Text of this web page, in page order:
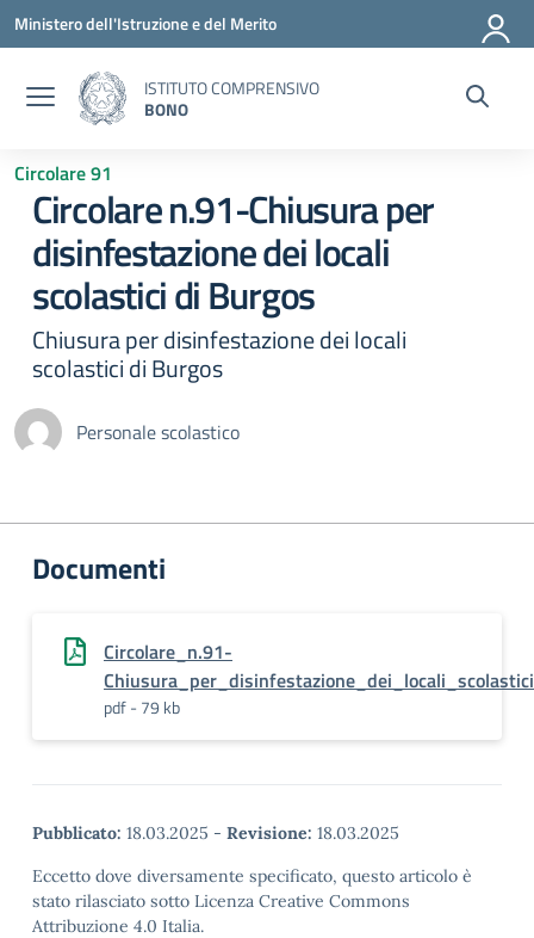
Vai ai contenuti
Vai al menu di navigazione
Vai al footer
Ministero dell'Istruzione e del Merito
ISTITUTO COMPRENSIVO
BONO
Circolare 91
Circolare n.91-Chiusura per
disinfestazione dei locali
scolastici di Burgos
Chiusura per disinfestazione dei locali
scolastici di Burgos
Personale scolastico
Documenti
Circolare_n.91-
pdf - 79 kb
Pubblicato: 18.03.2025 - Revisione: 18.03.2025
Eccetto dove diversamente specificato, questo articolo è
stato rilasciato sotto Licenza Creative Commons
Attribuzione 4.0 Italia.